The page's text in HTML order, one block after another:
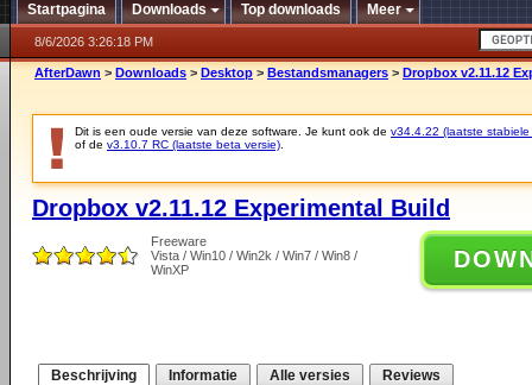
Startpagina Downloads Top downloads Meer
8/6/2026 3:26:18 PM
AfterDawn > Downloads > Desktop > Bestandsmanagers > Dropbox v2.11.12
Dit is een oude versie van deze software. Je kunt ook de v34.4.22 (laatste stabiele
of de v3.10.7 RC (laatste beta versie)
Dropbox v2.11.12 Experimental Build
Freeware
Vista / Win10 / Win2k / Win7 / Win8 /
WinXP
Beschrijving Informatie Alle versies Reviews